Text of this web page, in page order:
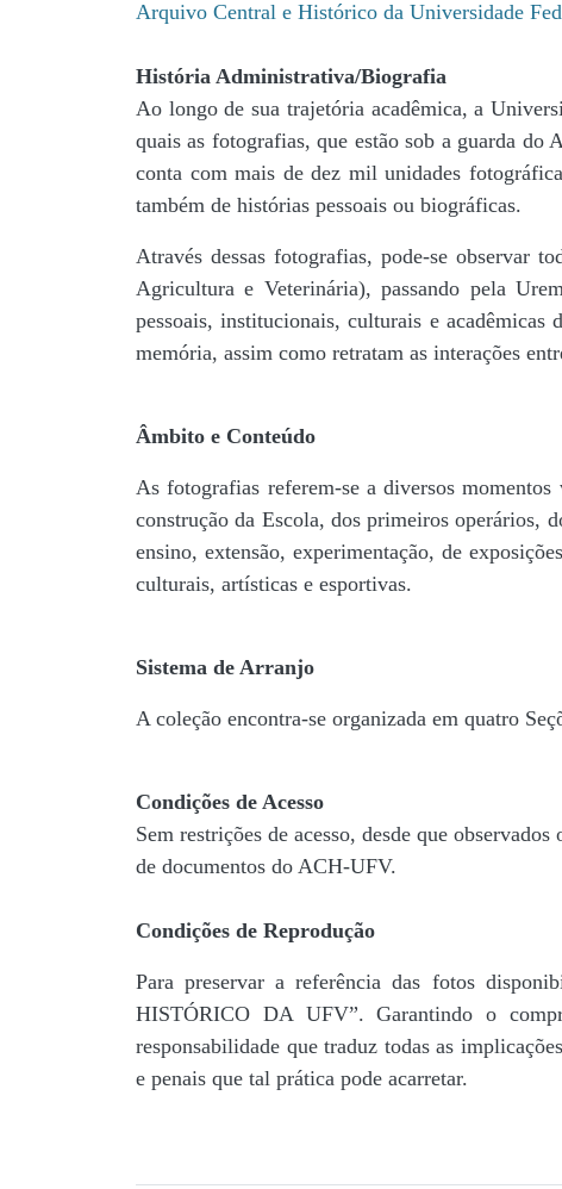
Arquivo Central e Histórico da Universidade
História Administrativa/Biografia
Ao longo de sua trajetória acadêmica, a
quais as fotografias, que estão sob a guarda
conta com mais de dez mil unidades
também de histórias pessoais ou biográficas.
Através dessas fotografias, pode-se observar
Agricultura e Veterinária), passando pela
pessoais, institucionais, culturais e
memória, assim como retratam as interações
Âmbito e Conteúdo
As fotografias referem-se a diversos
construção da Escola, dos primeiros operários,
ensino, extensão, experimentação, de
culturais, artísticas e esportivas.
Sistema de Arranjo
A coleção encontra-se organizada em quatro
Condições de Acesso
Sem restrições de acesso, desde que
de documentos do ACH-UFV.
Condições de Reprodução
Para preservar a referência das fotos
HISTÓRICO DA UFV”. Garantindo o
responsabilidade que traduz todas as
e penais que tal prática pode acarretar.